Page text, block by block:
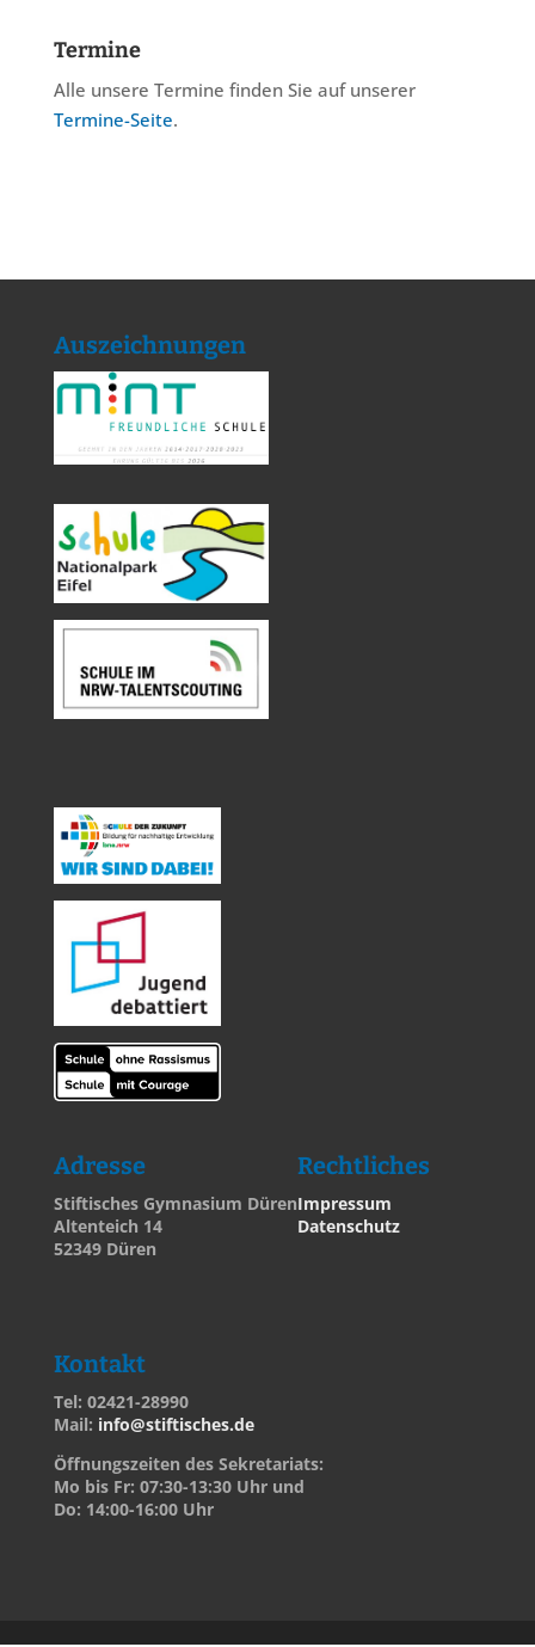
Termine
Alle unsere Termine finden Sie auf unserer
Termine-Seite.
Auszeichnungen
Adresse
Stiftisches Gymnasium Düren
Altenteich 14
52349 Düren
Rechtliches
Impressum
Datenschutz
Kontakt
Tel: 02421-28990
Mail: info@stiftisches.de
Öffnungszeiten des Sekretariats:
Mo bis Fr: 07:30-13:30 Uhr und
Do: 14:00-16:00 Uhr